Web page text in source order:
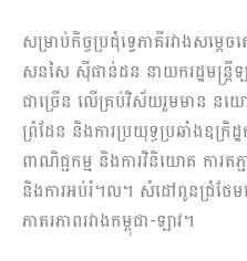
សម្រាប់កិច្ចប្រជុំទ្វេភាគីរវាងសម្ត
សនសៃ ស៊ីផាន់ដន នាយករដ្ឋមន្ត្រីឡ
ជាច្រើន លើគ្រប់វិស័យរួមមាន នយ
ព្រំដែន និងការប្រយុទ្ធប្រឆាំង​ឧក្រិដ្
ពាណិជ្ជកម្ម និងការវិនិយោគ ការ
និងការអប់រំ។ល។ សំដៅពូនជ្រំថែម
ភាតរភាពរវាងកម្ពុជា-ឡាវ។